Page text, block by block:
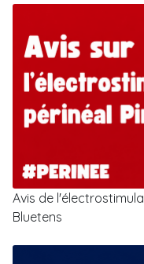
Avis de
Bluetens